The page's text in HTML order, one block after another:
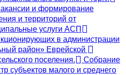
и формирование
и территорий от
услуги АСП
в администрации
район» Еврейской
поселения.
Собрание
субъектов малого и среднего